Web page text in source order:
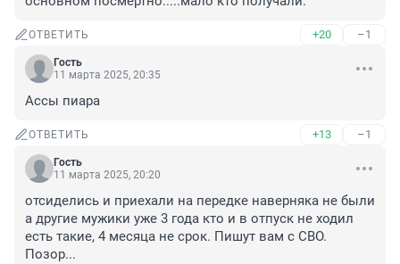
ОТВЕТИТЬ +20 –1
Гость
11 марта 2025, 20:35
Ассы пиара
ОТВЕТИТЬ +13 –1
Гость
11 марта 2025, 20:20
отсиделись и приехали на передке наверняка не были
а другие мужики уже 3 года кто и в отпуск не ходил
есть такие, 4 месяца не срок. Пишут вам с СВО.
Позор...